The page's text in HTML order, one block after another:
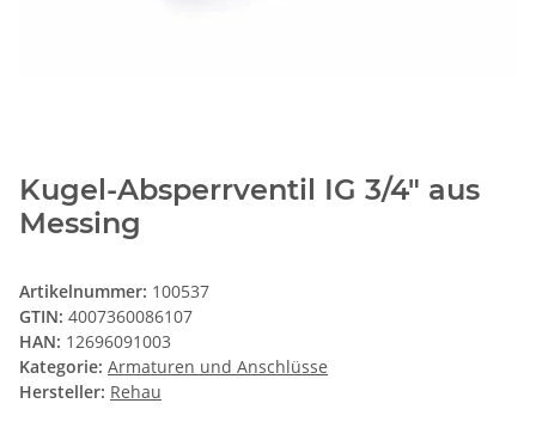
Kugel-Absperrventil IG 3/4" aus
Messing
Artikelnummer: 100537
GTIN: 4007360086107
HAN: 12696091003
Kategorie: Armaturen und Anschlüsse
Hersteller: Rehau